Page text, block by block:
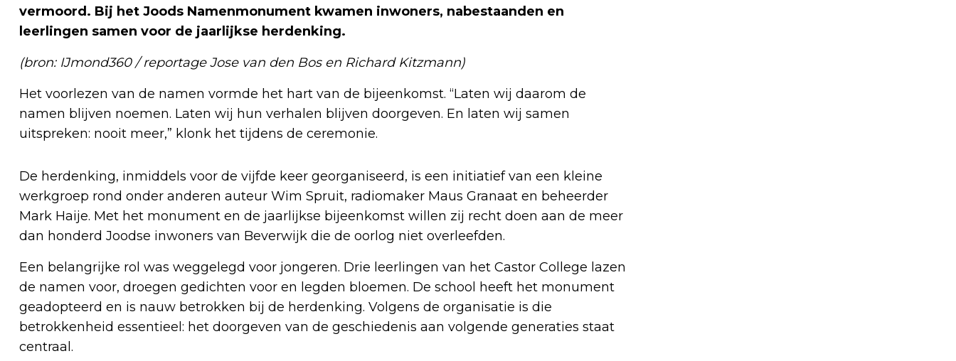
vermoord. Bij het Joods Namenmonument kwamen inwoners, nabestaanden en
leerlingen samen voor de jaarlijkse herdenking.
(bron: IJmond360 / reportage Jose van den Bos en Richard Kitzmann)
Het voorlezen van de namen vormde het hart van de bijeenkomst. “Laten wij daarom de
namen blijven noemen. Laten wij hun verhalen blijven doorgeven. En laten wij samen
uitspreken: nooit meer,” klonk het tijdens de ceremonie.
De herdenking, inmiddels voor de vijfde keer georganiseerd, is een initiatief van een kleine
werkgroep rond onder anderen auteur Wim Spruit, radiomaker Maus Granaat en beheerder
Mark Haije. Met het monument en de jaarlijkse bijeenkomst willen zij recht doen aan de meer
dan honderd Joodse inwoners van Beverwijk die de oorlog niet overleefden.
Een belangrijke rol was weggelegd voor jongeren. Drie leerlingen van het Castor College lazen
de namen voor, droegen gedichten voor en legden bloemen. De school heeft het monument
geadopteerd en is nauw betrokken bij de herdenking. Volgens de organisatie is die
betrokkenheid essentieel: het doorgeven van de geschiedenis aan volgende generaties staat
centraal.